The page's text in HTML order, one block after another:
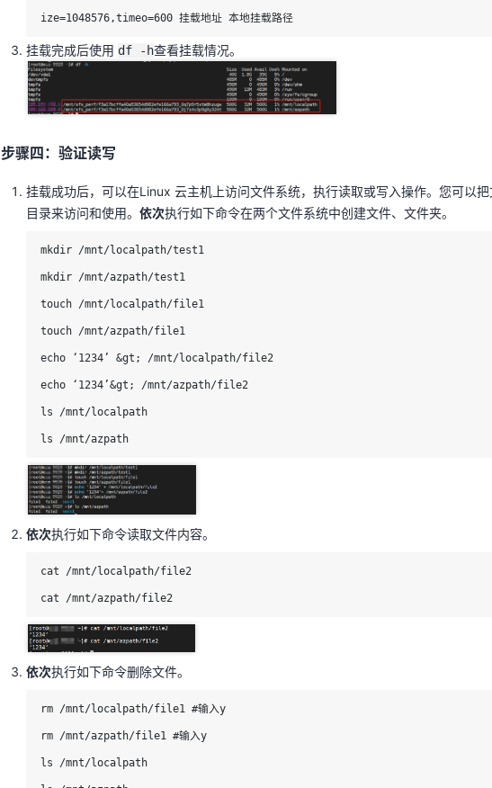
挂载成功后，可以在Linux 云主机上访问文件系统，执行读取或写入操作。您可以把
mkdir /mnt/localpath/test1
touch /mnt/azpath/file1
ls /mnt/azpath
执行如下命令读取文件内容。
cat /mnt/localpath/file2
cat /mnt/azpath/file2
依次执行如下命令删除文件。
rm /mnt/localpath/file1 #输入y
ls /mnt/localpath
ls /mnt/azpath
ize=1048576,timeo=600 挂载地址 本地挂载路径
挂载完成后使用 df -h查看挂载情况。
步骤四：验证读写
挂载成功后，可以在Linux 云主机上访问文件系统，执行读取或写入操作。您可以
目录来访问和使用。 依次执行如下命令在两个文件系统中创建文件、文件夹。
mkdir /mnt/localpath/test1
mkdir /mnt/azpath/test1
touch /mnt/localpath/file1
touch /mnt/azpath/file1
echo ‘1234’ &gt; /mnt/localpath/file2
echo ‘1234’&gt; /mnt/azpath/file2
ls /mnt/localpath
ls /mnt/azpath
依次执行如下命令读取文件内容。
cat /mnt/localpath/file2
cat /mnt/azpath/file2
依次执行如下命令删除文件。
rm /mnt/localpath/file1 #输入y
rm /mnt/azpath/file1 #输入y
ls /mnt/localpath